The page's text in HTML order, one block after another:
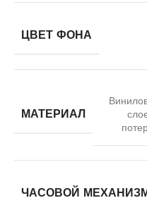
ЦВЕТ ФОНА
МАТЕРИАЛ
ЧАСОВОЙ